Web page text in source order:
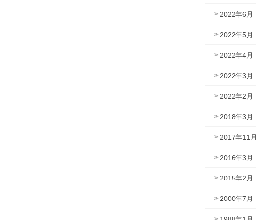
2022年6月
2022年5月
2022年4月
2022年3月
2022年2月
2018年3月
2017年11月
2016年3月
2015年2月
2000年7月